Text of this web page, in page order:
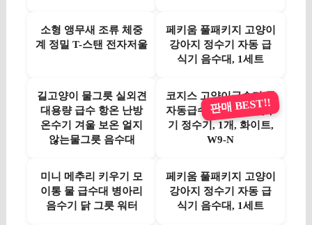
소형 앵무새 조류 체중
계 정밀 T-스탠 전자저울
페키움 풀패키지 고양이
강아지 정수기 자동 급
식기 음수대, 1세트
길고양이 물그릇 실외견
대용량 급수 항온 난방
온수기 겨울 보온 얼지
않는물그릇 음수대
코지스 고양이급수기 물
자동급수기 강아지 급수
기 정수기, 1개, 화이트,
W9-N
판매 BEST!!
미니 메추리 키우기 모
이통 물 급수대 병아리
음수기 닭 그릇 워터
페키움 풀패키지 고양이
강아지 정수기 자동 급
식기 음수대, 1세트